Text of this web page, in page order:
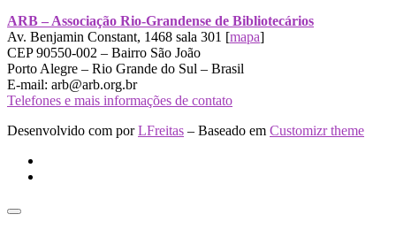
ARB – Associação Rio-Grandense de Bibliotecários
Av. Benjamin Constant, 1468 sala 301 [mapa]
CEP 90550-002 – Bairro São João
Porto Alegre – Rio Grande do Sul – Brasil
E-mail: arb@arb.org.br
Telefones e mais informações de contato
Desenvolvido com porLFreitas – Baseado em Customizr theme